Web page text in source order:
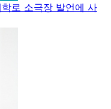
학로 소극장 발언에 사